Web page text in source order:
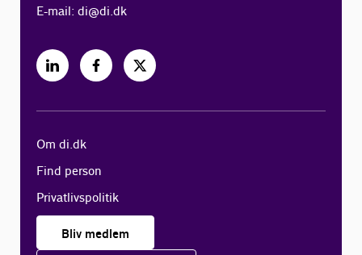
E-mail:di@di.dk
Om di.dk
Find person
Privatlivspolitik
Bliv medlem